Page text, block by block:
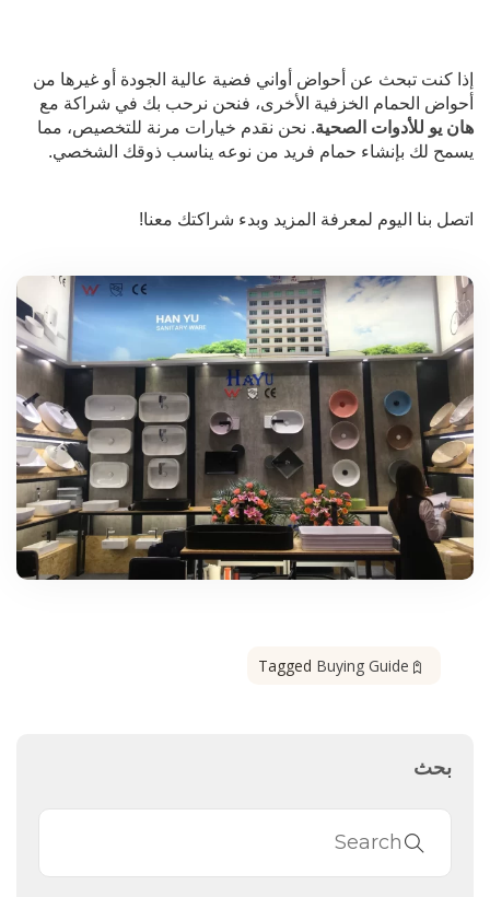
إذا كنت تبحث عن أحواض أواني فضية عالية الجودة أو غيرها من
أحواض الحمام الخزفية الأخرى، فنحن نرحب بك في شراكة مع
هان يو للأدوات الصحية. نحن نقدم خيارات مرنة للتخصيص، مما
يسمح لك بإنشاء حمام فريد من نوعه يناسب ذوقك الشخصي.
اتصل بنا اليوم لمعرفة المزيد وبدء شراكتك معنا!
Tagged Buying Guide
بحث